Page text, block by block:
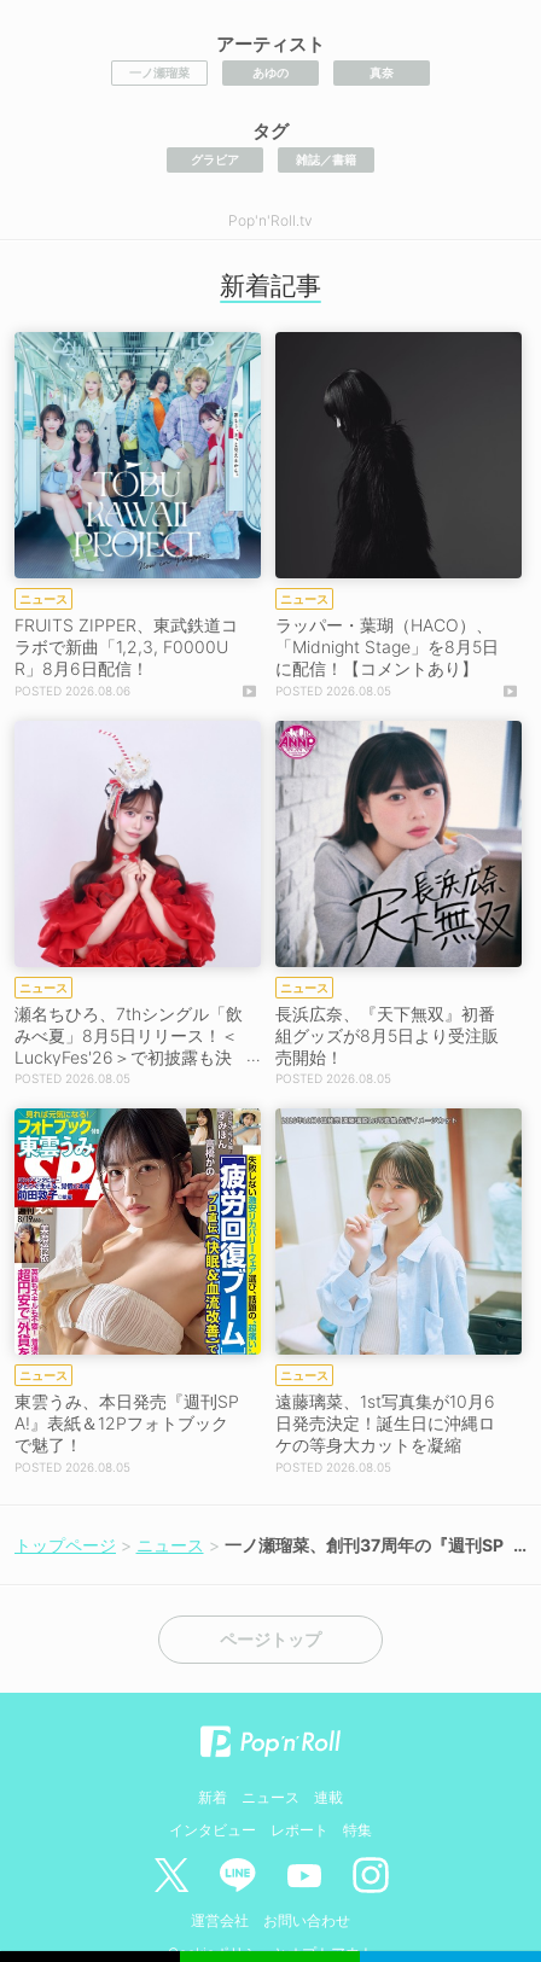
アーティスト
一ノ瀬瑠菜 あゆの 真奈
タグ
グラビア 雑誌／書籍
Pop'n'Roll.tv
新着記事
ニュース
FRUITS ZIPPER、東武鉄道コ
ラボで新曲「1,2,3, F0000U
R」8月6日配信！
2026.08.06
ニュース
ラッパー・葉瑚（HACO）、
「Midnight Stage」を8月5日
に配信！【コメントあり】
2026.08.05
ニュース
瀬名ちひろ、7thシングル「飲
みべ夏」8月5日リリース！＜
LuckyFes'26＞で初披露も決
定
2026.08.05
ニュース
長浜広奈、『天下無双』初番
組グッズが8月5日より受注販
売開始！
2026.08.05
ニュース
東雲うみ、本日発売『週刊SP
A!』表紙＆12Pフォトブック
で魅了！
2026.08.05
ニュース
遠藤璃菜、1st写真集が10月6
日発売決定！誕生日に沖縄ロ
ケの等身大カットを凝縮
2026.08.05
トップページ ニュース
一ノ瀬瑠菜、創刊37周年の『週刊SP
ページトップ
新着 ニュース
連載
インタビュー
レポート 特集
運営会社
お問い合わせ
Cookieポリシーとオプトアウト